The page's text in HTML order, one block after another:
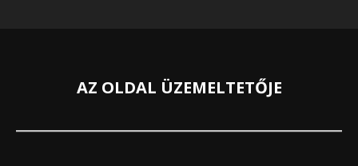
AZ OLDAL ÜZEMELTETŐJE